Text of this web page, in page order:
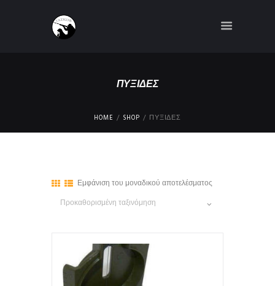
ΠΥΞΊΔΕΣ
HOME SHOP ΠΥΞΊΔΕΣ
Εμφάνιση του μοναδικού αποτελέσματος